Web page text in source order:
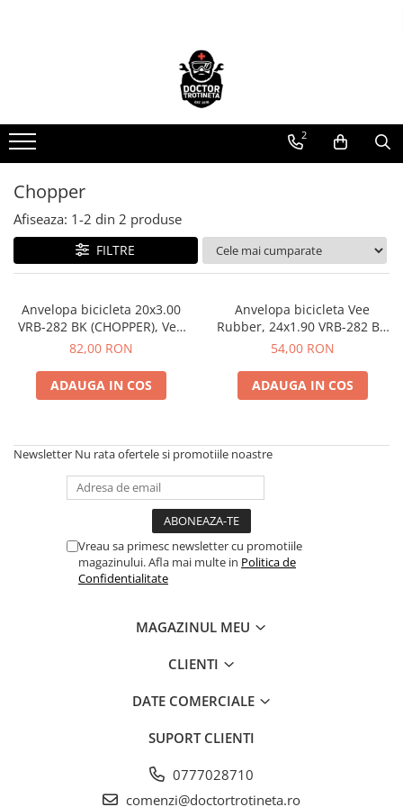
https://www.doctortrotineta.ro/electrica
Display
Controller
Motoare
Cabluri
BMS
Acumulatori
Kit complet
Contact cu cheie
https://www.doctortrotineta.ro/frane
Discuri frana
Placute de frana
Manete de frana
https://www.doctortrotineta.ro/lumini
Stop trotineta
https://www.doctortrotineta.ro/cadru
Aparatori (aripi)
Cricuri trotineta
https://www.doctortrotineta.ro/camere-
https://www.doctortrotineta.ro/cauciucuri-
trotinete-electrice
cu-camera
cauciucuri-bicicleta
Camere bicicleta
2
Chopper
Afiseaza: 1-2 din 2 produse
FILTRE
Anvelopa bicicleta 20x3.00
VRB-282 BK (CHOPPER), Vee
Rubber, Made in Thailand
82,00 RON
ADAUGA IN COS
Anvelopa bicicleta Vee
Rubber, 24x1.90 VRB-282 BK
(47-507), CHOPPER - Made in
54,00 RON
ADAUGA IN COS
Newsletter Nu rata ofertele si promotiile noastre
Vreau sa primesc newsletter cu promotiile
magazinului. Afla mai multe in Politica de
Confidentialitate
MAGAZINUL MEU
CLIENTI
DATE COMERCIALE
SUPORT CLIENTI
0777028710
comenzi@doctortrotineta.ro